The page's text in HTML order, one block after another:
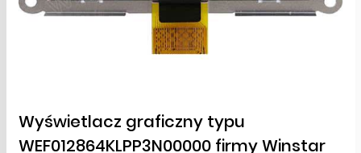
Wyświetlacz graficzny typu
WEF012864KLPP3N00000 firmy Winstar